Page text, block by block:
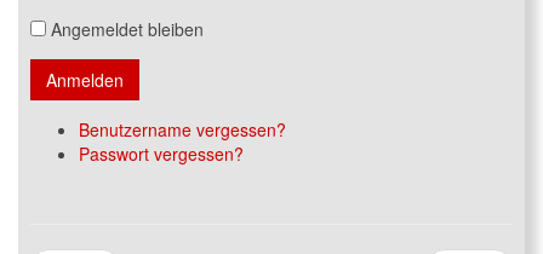
Angemeldet bleiben
Benutzername vergessen?
Passwort vergessen?